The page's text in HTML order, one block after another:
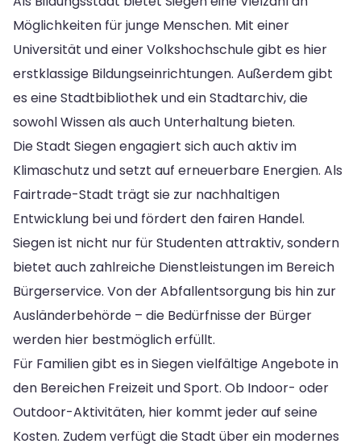
Möglichkeiten für junge Menschen. Mit einer
Universität und einer Volkshochschule gibt es hier
erstklassige Bildungseinrichtungen. Außerdem gibt
es eine Stadtbibliothek und ein Stadtarchiv, die
sowohl Wissen als auch Unterhaltung bieten.
Die Stadt Siegen engagiert sich auch aktiv im
Klimaschutz und setzt auf erneuerbare Energien. Als
Fairtrade-Stadt trägt sie zur nachhaltigen
Entwicklung bei und fördert den fairen Handel.
Siegen ist nicht nur für Studenten attraktiv, sondern
bietet auch zahlreiche Dienstleistungen im Bereich
Bürgerservice. Von der Abfallentsorgung bis hin zur
Ausländerbehörde – die Bedürfnisse der Bürger
werden hier bestmöglich erfüllt.
Für Familien gibt es in Siegen vielfältige Angebote in
den Bereichen Freizeit und Sport. Ob Indoor- oder
Outdoor-Aktivitäten, hier kommt jeder auf seine
Kosten. Zudem verfügt die Stadt über ein modernes